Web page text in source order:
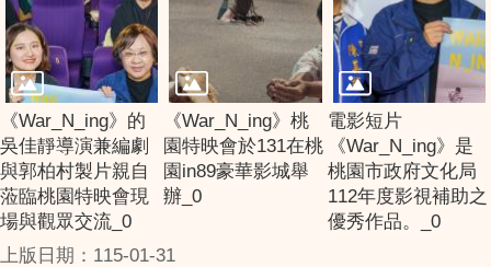
《War_N_ing》的
吳佳靜導演兼編劇
與郭柏村製片親自
蒞臨桃園特映會現
場與觀眾交流_0
《War_N_ing》桃
園特映會於131在桃
園in89豪華影城舉
辦_0
電影短片
《War_N_ing》是
桃園市政府文化局
112年度影視補助之
優秀作品。_0
上版日期：115-01-31